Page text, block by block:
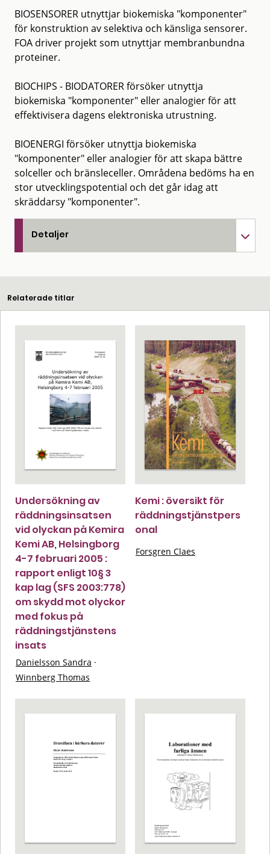
BIOSENSORER utnyttjar biokemiska "komponenter"
för konstruktion av selektiva och känsliga sensorer.
FOA driver projekt som utnyttjar membranbundna
proteiner.
BIOCHIPS - BIODATORER försöker utnyttja
biokemiska "komponenter" eller analogier för att
effektivisera dagens elektroniska utrustning.
BIOENERGI försöker utnyttja biokemiska
"komponenter" eller analogier för att skapa bättre
solceller och bränsleceller. Områdena bedöms ha en
stor utvecklingspotential och det går idag att
skräddarsy "komponenter".
Detaljer
Relaterade titlar
Undersökning av
räddningsinsatsen
vid olyckan på Kemira
Kemi AB, Helsingborg
4-7 februari 2005 :
rapport enligt 10§ 3
kap lag (SFS 2003:778)
om skydd mot olyckor
med fokus på
räddningstjänstens
insats
Danielsson Sandra ·
Winnberg Thomas
Kemi : översikt för
räddningstjänstpers
onal
Forsgren Claes